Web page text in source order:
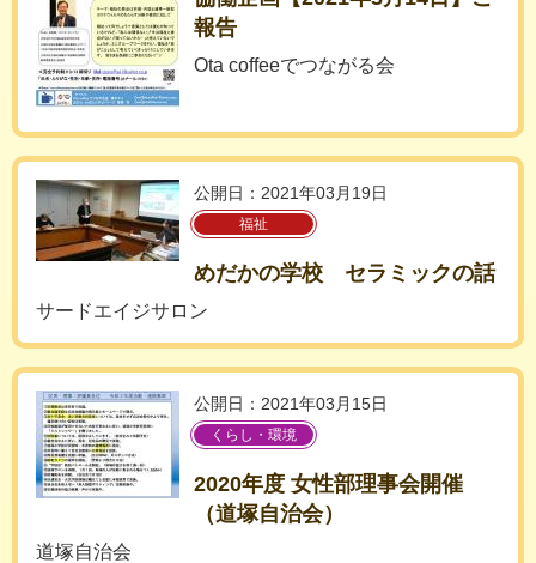
報告
Ota coffeeでつながる会
公開日：2021年03月19日
福祉
めだかの学校 セラミックの話
サードエイジサロン
公開日：2021年03月15日
くらし・環境
2020年度 女性部理事会開催
（道塚自治会）
道塚自治会